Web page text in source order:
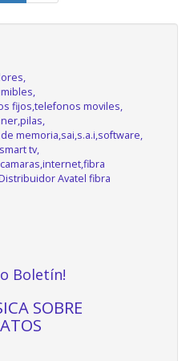
fijos,telefonos moviles,
memoria,sai,s.a.i,software,
tv,
Avatel fibra
Boletín!
SOBRE